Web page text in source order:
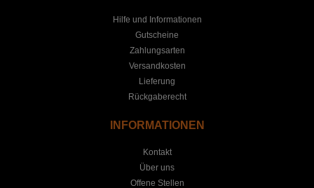
Hilfe und Informationen
Gutscheine
Zahlungsarten
Versandkosten
Lieferung
Rückgaberecht
INFORMATIONEN
Kontakt
Über uns
Offene Stellen